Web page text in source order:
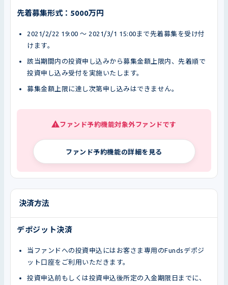
先着募集形式：5000万円
2021/2/22 19:00 〜 2021/3/1 15:00まで先着募集を受け付
けます。
該当期間内の投資申し込みから募集金額上限内、先着順で
投資申し込み受付を実施いたします。
募集金額上限に達し次第申し込みはできません。
ファンド予約機能対象外ファンドです
ファンド予約機能の詳細を見る
決済方法
デポジット決済
当ファンドへの投資申込にはお客さま専用のFundsデポジ
ット口座をご利用いただきます。
投資申込前もしくは投資申込後所定の入金期限日までに、